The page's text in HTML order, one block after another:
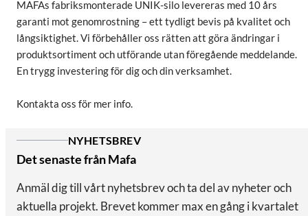
MAFAs fabriksmonterade UNIK-silo levereras med 10 års
garanti mot genomrostning – ett tydligt bevis på kvalitet och
långsiktighet. Vi förbehåller oss rätten att göra ändringar i
produktsortiment och utförande utan föregående meddelande.
En trygg investering för dig och din verksamhet.
Kontakta oss för mer info.
NYHETSBREV
Det senaste från Mafa
Anmäl dig till vårt nyhetsbrev och ta del av nyheter och
aktuella projekt. Brevet kommer max en gång i kvartalet